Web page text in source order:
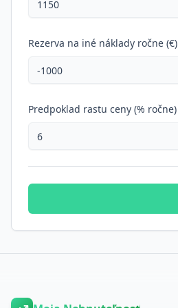
Rezerva na iné náklady ročne (€)
Predpoklad rastu ceny (% ročne)